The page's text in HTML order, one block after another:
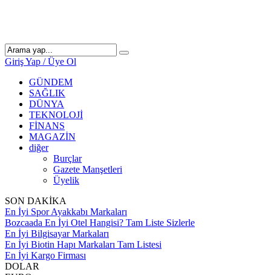
Giriş Yap / Üye Ol
GÜNDEM
SAĞLIK
DÜNYA
TEKNOLOJİ
FİNANS
MAGAZİN
diğer
Burçlar
Gazete Manşetleri
Üyelik
SON DAKİKA
En İyi Spor Ayakkabı Markaları
Bozcaada En İyi Otel Hangisi? Tam Liste Sizlerle
En İyi Bilgisayar Markaları
En İyi Biotin Hapı Markaları Tam Listesi
En İyi Kargo Firması
DOLAR